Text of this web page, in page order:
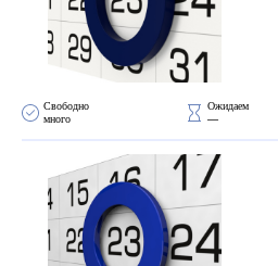
Свободно
много
Ожидаем
—